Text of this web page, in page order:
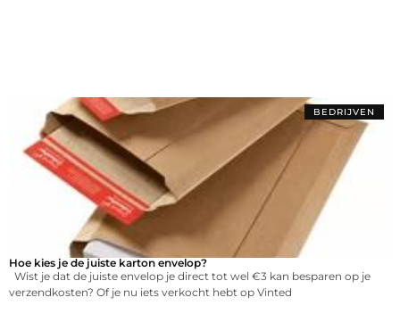
BEDRIJVEN
Hoe kies je de juiste karton envelop?
Wist je dat de juiste envelop je direct tot wel €3 kan besparen op je
verzendkosten? Of je nu iets verkocht hebt op Vinted